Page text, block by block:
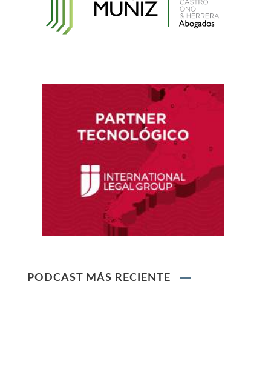
Ley que protege a la madre trabajadora
contra el despido arbitrario
Ley que modifica el TUO de la Ley del Sistema
PODCAST MÁS RECIENTE